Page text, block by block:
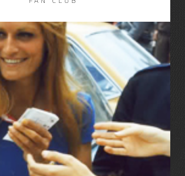
LIRE LA SUITE